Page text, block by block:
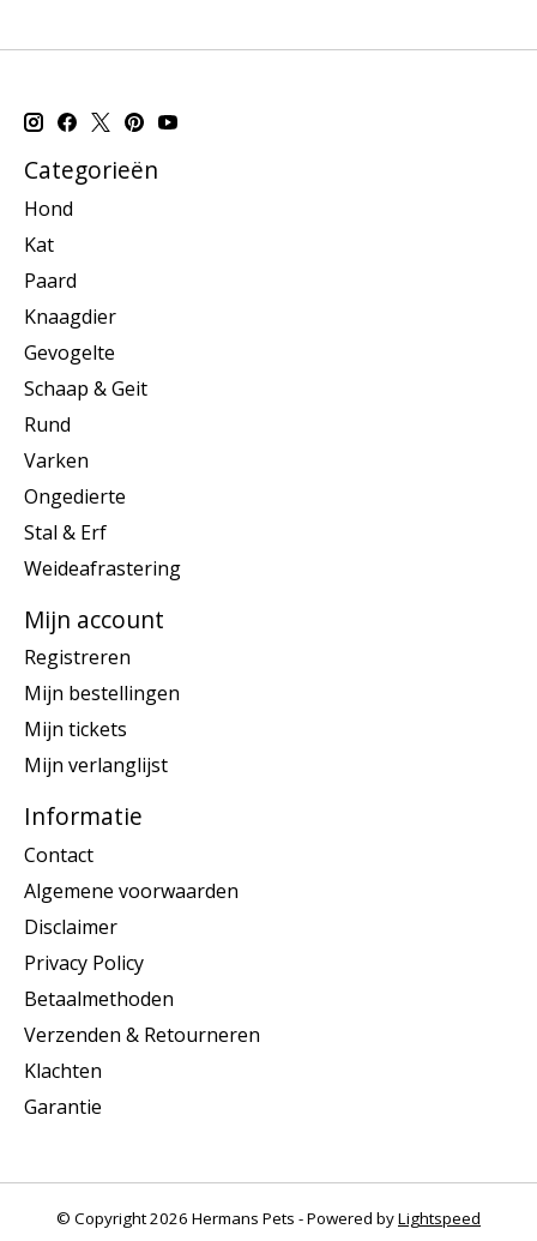
Categorieën
Hond
Kat
Paard
Knaagdier
Gevogelte
Schaap & Geit
Rund
Varken
Ongedierte
Stal & Erf
Weideafrastering
Mijn account
Registreren
Mijn bestellingen
Mijn tickets
Mijn verlanglijst
Informatie
Contact
Algemene voorwaarden
Disclaimer
Privacy Policy
Betaalmethoden
Verzenden & Retourneren
Klachten
Garantie
© Copyright 2026 Hermans Pets - Powered byLightspeed